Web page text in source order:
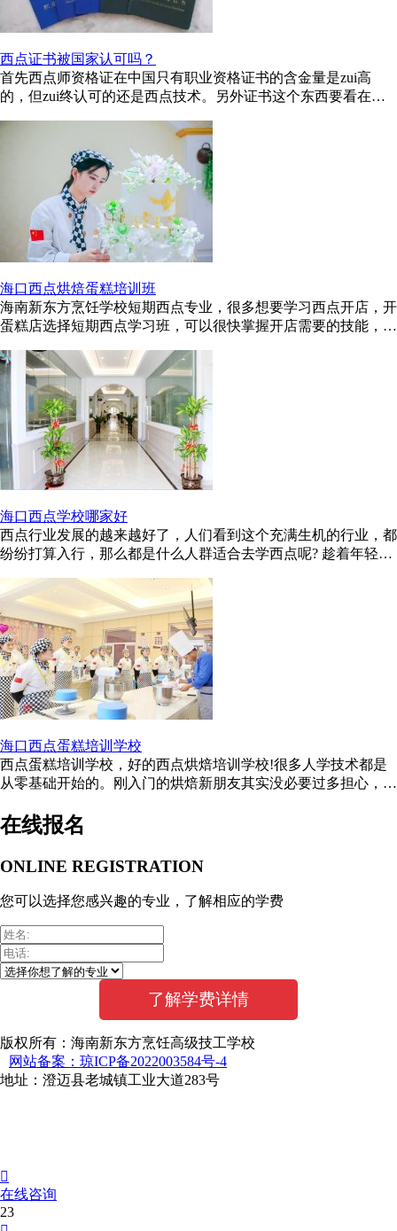
西点证书被国家认可吗？
首先西点师资格证在中国只有职业资格证书的含金量是zui高
的，但zui终认可的还是西点技术。另外证书这个东西要看在哪
海口西点烘焙蛋糕培训班
海南新东方烹饪学校短期西点专业，很多想要学习西点开店，开
蛋糕店选择短期西点学习班，可以很快掌握开店需要的技能，或
海口西点学校哪家好
西点行业发展的越来越好了，人们看到这个充满生机的行业，都
纷纷打算入行，那么都是什么人群适合去学西点呢? 趁着年轻，
海口西点蛋糕培训学校
西点蛋糕培训学校，好的西点烘焙培训学校!很多人学技术都是
从零基础开始的。刚入门的烘焙新朋友其实没必要过多担心，学
在线报名
ONLINE REGISTRATION
您可以选择您感兴趣的专业，了解相应的学费
版权所有：海南新东方烹饪高级技工学校
网站备案：琼ICP备2022003584号-4
地址：澄迈县老城镇工业大道283号

在线咨询
23